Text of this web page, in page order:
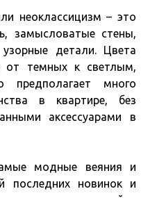
неоклассицизм – это
замысловатые стены,
детали. Цвета
от темных к светлым,
предполагает много
в квартире, без
аксессуарами в
модные веяния и
последних новинок и